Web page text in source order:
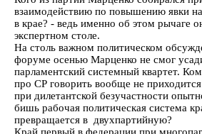
взаимодействию по повышению явки
в крае? - ведь именно об этом рычаге
экспертном столе.
На столь важном политическом
форуме осенью Марценко не смог
парламентский системный квартет.
про СР говорить вообще не
при дилетантской безучастности
бишь рабочая политическая система
превращается в двухпартийную?
Край первый в федерации при